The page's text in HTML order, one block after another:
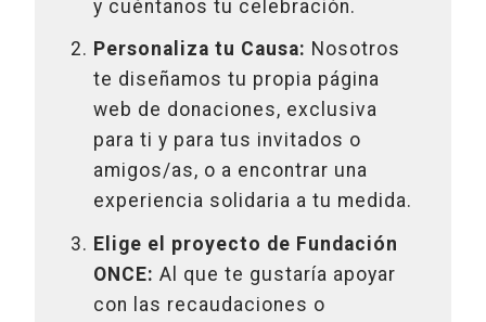
y cuéntanos tu celebración.
Personaliza tu Causa: Nosotros
te diseñamos tu propia página
web de donaciones, exclusiva
para ti y para tus invitados o
amigos/as, o a encontrar una
experiencia solidaria a tu medida.
Elige el proyecto de Fundación
ONCE: Al que te gustaría apoyar
con las recaudaciones o